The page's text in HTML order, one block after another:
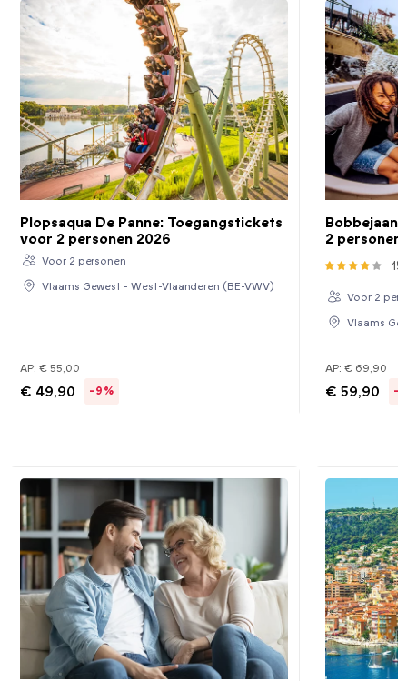
Plopsaqua De Panne: Toegangstickets
voor 2 personen 2026
Voor 2 personen
Vlaams Gewest - West-Vlaanderen (BE-VWV)
AP: € 55,00
€ 49,90 -9%
2 personen
15
Voor 2
Vlaams
AP: € 69,90
€ 59,90 -